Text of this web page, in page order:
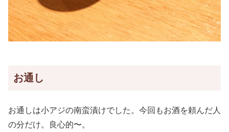
お通し
お通しは小アジの南蛮漬けでした。今回もお酒を頼んだ人
の分だけ。良心的〜。